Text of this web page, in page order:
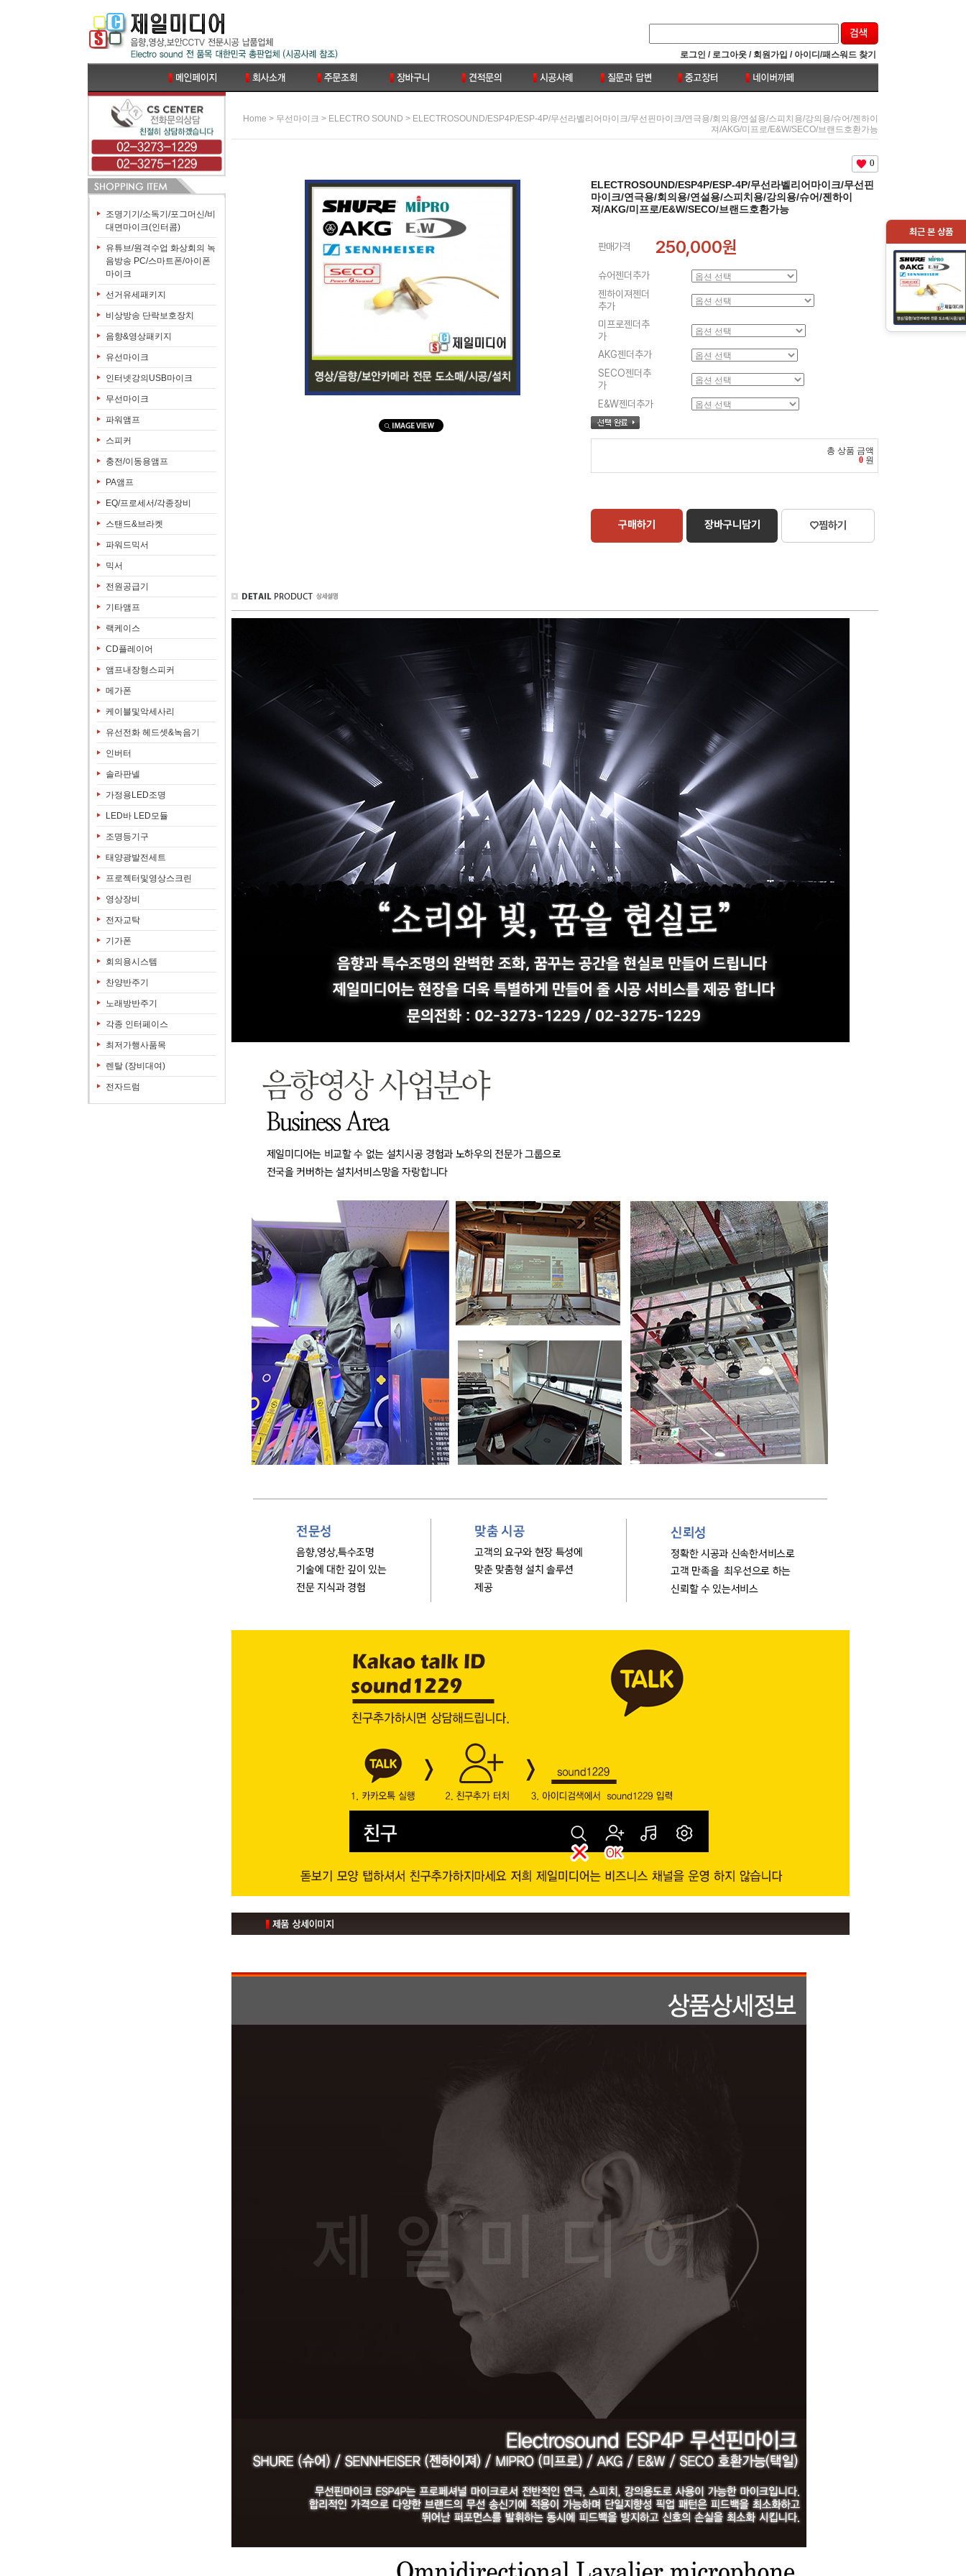
최근 본 상품
로그인 / 로그아웃 / 회원가입 / 아이디/패스워드 찾기
조명기기/소독기/포그머신/비
대면마이크(인터콤)
유튜브/원격수업 화상회의 녹
음방송 PC/스마트폰/아이폰
마이크
선거유세패키지
비상방송 단락보호장치
음향&영상패키지
유선마이크
인터넷강의USB마이크
무선마이크
파워앰프
스피커
충전/이동용앰프
PA앰프
EQ/프로세서/각종장비
스탠드&브라켓
파워드믹서
믹서
전원공급기
기타앰프
랙케이스
CD플레이어
앰프내장형스피커
메가폰
케이블및악세사리
유선전화 헤드셋&녹음기
인버터
솔라판넬
가정용LED조명
LED바 LED모듈
조명등기구
태양광발전세트
프로젝터및영상스크린
영상장비
전자교탁
기가폰
회의용시스템
찬양반주기
노래방반주기
각종 인터페이스
최저가행사품목
렌탈 (장비대여)
전자드럼
Home > 무선마이크 > ELECTRO SOUND > ELECTROSOUND/ESP4P/ESP-4P/무선라벨리어마이크/무선핀마이크/연극용/회의용/연설용/스피치용/강의용/슈어/젠하이
져/AKG/미프로/E&W/SECO/브랜드호환가능
0
ELECTROSOUND/ESP4P/ESP-4P/무선라벨리어마이크/무선핀
마이크/연극용/회의용/연설용/스피치용/강의용/슈어/젠하이
져/AKG/미프로/E&W/SECO/브랜드호환가능
판매가격 250,000원
슈어젠더추가
젠하이져젠더
추가
미프로젠더추
가
AKG젠더추가
SECO젠더추
가
E&W젠더추가
총 상품 금액
0 원